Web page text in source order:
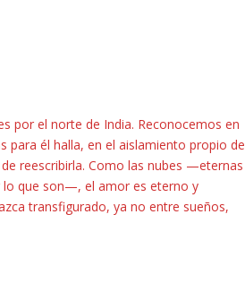
por el norte de India. Reconocemos en
para él halla, en el aislamiento propio de
reescribirla. Como las nubes —eternas
lo que son—, el amor es eterno y
transfigurado, ya no entre sueños,